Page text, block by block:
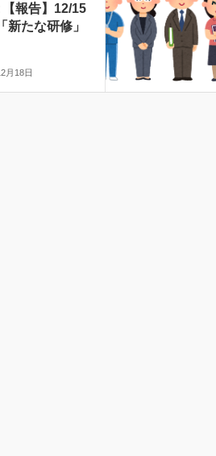
報告】12/15
新たな研修」
月18日